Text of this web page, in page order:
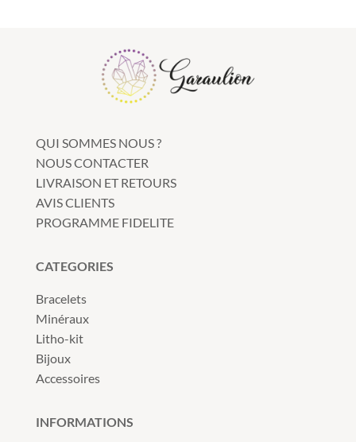
QUI SOMMES NOUS ?
NOUS CONTACTER
LIVRAISON ET RETOURS
AVIS CLIENTS
PROGRAMME FIDELITE
CATEGORIES
Bracelets
Minéraux
Litho-kit
Bijoux
Accessoires
INFORMATIONS